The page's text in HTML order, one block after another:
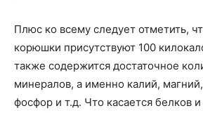
Плюс ко всему следует отметить,
корюшки присутствуют 100
также содержится достаточное
минералов, а именно калий,
фосфор и т.д. Что касается белков